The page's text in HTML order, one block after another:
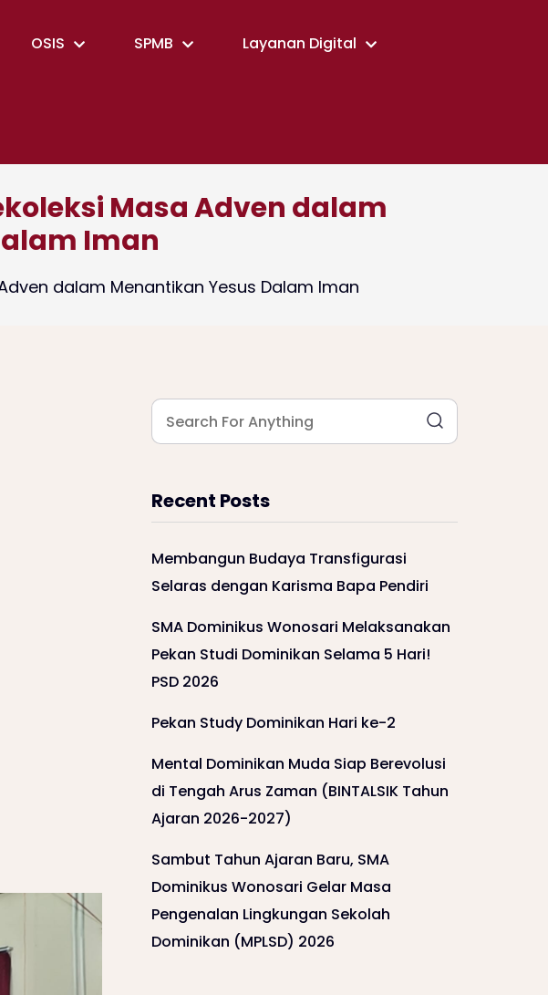
OSIS SPMB
Layanan Digital
Masa Adven dalam
Iman
dalam Menantikan Yesus Dalam Iman
Recent Posts
Membangun Budaya Transfigurasi
Selaras dengan Karisma Bapa Pendiri
SMA Dominikus Wonosari Melaksanakan
Pekan Studi Dominikan Selama 5 Hari!
PSD 2026
Pekan Study Dominikan Hari ke-2
Mental Dominikan Muda Siap Berevolusi
di Tengah Arus Zaman (BINTALSIK Tahun
Ajaran 2026-2027)
Sambut Tahun Ajaran Baru, SMA
Dominikus Wonosari Gelar Masa
Pengenalan Lingkungan Sekolah
Dominikan (MPLSD) 2026